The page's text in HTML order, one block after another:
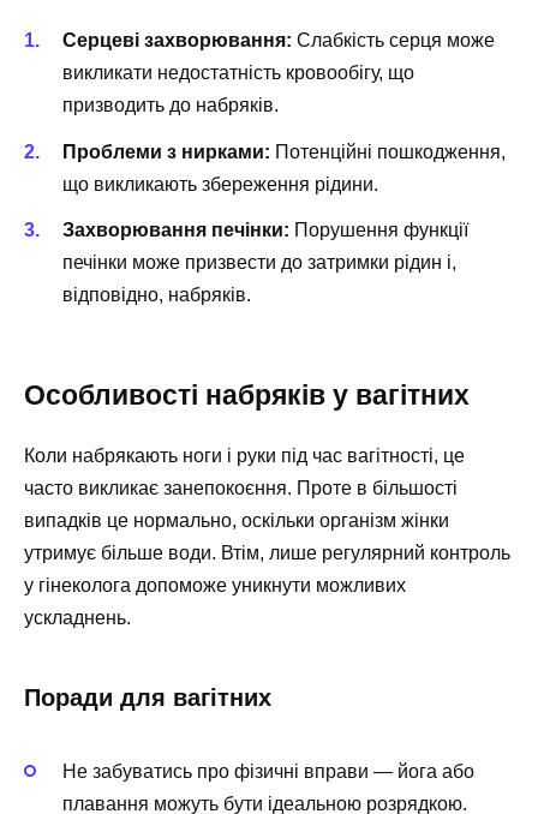
Серцеві захворювання: Слабкість серця може
викликати недостатність кровообігу, що
призводить до набряків.
Проблеми з нирками: Потенційні пошкодження,
що викликають збереження рідини.
Захворювання печінки: Порушення функції
печінки може призвести до затримки рідин і,
відповідно, набряків.
Особливості набряків у вагітних
Коли набрякають ноги і руки під час вагітності, це
часто викликає занепокоєння. Проте в більшості
випадків це нормально, оскільки організм жінки
утримує більше води. Втім, лише регулярний контроль
у гінеколога допоможе уникнути можливих
ускладнень.
Поради для вагітних
Не забуватись про фізичні вправи — йога або
плавання можуть бути ідеальною розрядкою.